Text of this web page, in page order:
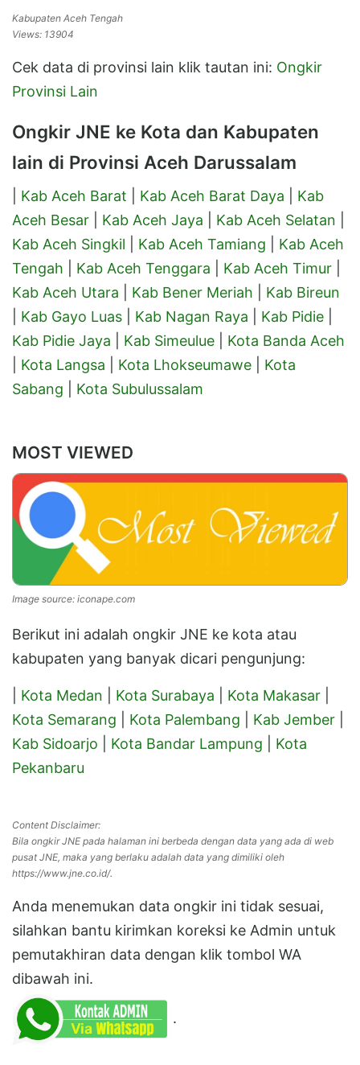
Kabupaten Aceh Tengah
Views: 13904
Cek data di provinsi lain klik tautan ini: Ongkir
Provinsi Lain
Ongkir JNE ke Kota dan Kabupaten
lain di Provinsi Aceh Darussalam
Kab Aceh Barat Kab Aceh Barat Daya
Kab
Aceh Besar
Kab Aceh Jaya Kab Aceh Selatan
Kab Aceh Singkil
Kab Aceh Tamiang
Kab Aceh
Tengah
Kab Aceh Tenggara Kab Aceh Timur
Kab Aceh Utara
Kab Bener Meriah
Kab Bireun
Kab Gayo Luas Kab Nagan Raya Kab Pidie
Kab Pidie Jaya
Kab Simeulue
Kota Banda Aceh
Kota Langsa Kota Lhokseumawe
Kota
Sabang
Kota Subulussalam
MOST VIEWED
Image source: iconape.com
Berikut ini adalah ongkir JNE ke kota atau
kabupaten yang banyak dicari pengunjung:
Kota Medan Kota Surabaya Kota Makasar
Kota Semarang
Kota Palembang Kab Jember
Kab Sidoarjo
Kota Bandar Lampung
Kota
Pekanbaru
Content Disclaimer:
Bila ongkir JNE pada halaman ini berbeda dengan data yang ada di web
pusat JNE, maka yang berlaku adalah data yang dimiliki oleh
https://www.jne.co.id/.
Anda menemukan data ongkir ini tidak sesuai,
silahkan bantu kirimkan koreksi ke Admin untuk
pemutakhiran data dengan klik tombol WA
dibawah ini.
.